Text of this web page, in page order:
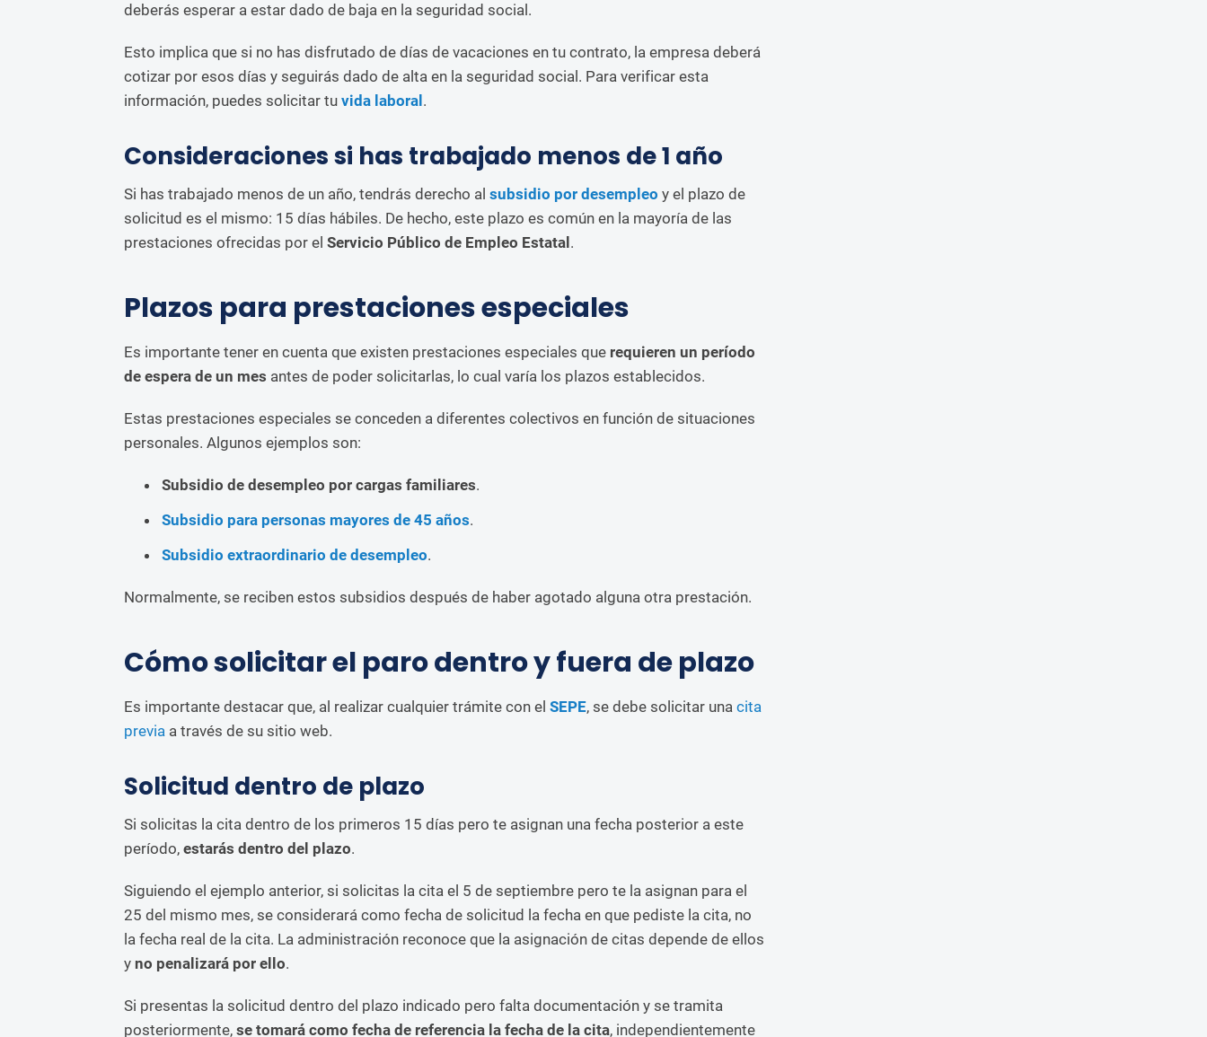
deberás esperar a estar dado de baja en la seguridad social.
Esto implica que si no has disfrutado de días de vacaciones en tu contrato, la empresa deberá
cotizar por esos días y seguirás dado de alta en la seguridad social. Para verificar esta
información, puedes solicitar tu vida laboral .
Consideraciones si has trabajado menos de 1 año
Si has trabajado menos de un año, tendrás derecho al subsidio por desempleo y el plazo de
solicitud es el mismo: 15 días hábiles. De hecho, este plazo es común en la mayoría de las
prestaciones ofrecidas por el Servicio Público de Empleo Estatal .
Plazos para prestaciones especiales
Es importante tener en cuenta que existen prestaciones especiales que requieren un período
de espera de un mes antes de poder solicitarlas, lo cual varía los plazos establecidos.
Estas prestaciones especiales se conceden a diferentes colectivos en función de situaciones
personales. Algunos ejemplos son:
Subsidio de desempleo por cargas familiares.
Subsidio para personas mayores de 45 años.
Subsidio extraordinario de desempleo.
Normalmente, se reciben estos subsidios después de haber agotado alguna otra prestación.
Cómo solicitar el paro dentro y fuera de plazo
Es importante destacar que, al realizar cualquier trámite con el SEPE, se debe solicitar una cita
previa a través de su sitio web.
Solicitud dentro de plazo
Si solicitas la cita dentro de los primeros 15 días pero te asignan una fecha posterior a este
período, estarás dentro del plazo.
Siguiendo el ejemplo anterior, si solicitas la cita el 5 de septiembre pero te la asignan para el
25 del mismo mes, se considerará como fecha de solicitud la fecha en que pediste la cita, no
la fecha real de la cita. La administración reconoce que la asignación de citas depende de ellos
y no penalizará por ello.
Si presentas la solicitud dentro del plazo indicado pero falta documentación y se tramita
posteriormente, se tomará como fecha de referencia la fecha de la cita, independientemente